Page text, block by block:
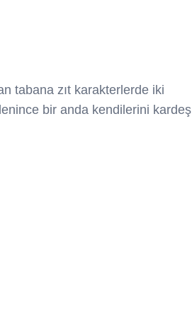
tabana zıt karakterlerde iki
bir anda kendilerini kardeş